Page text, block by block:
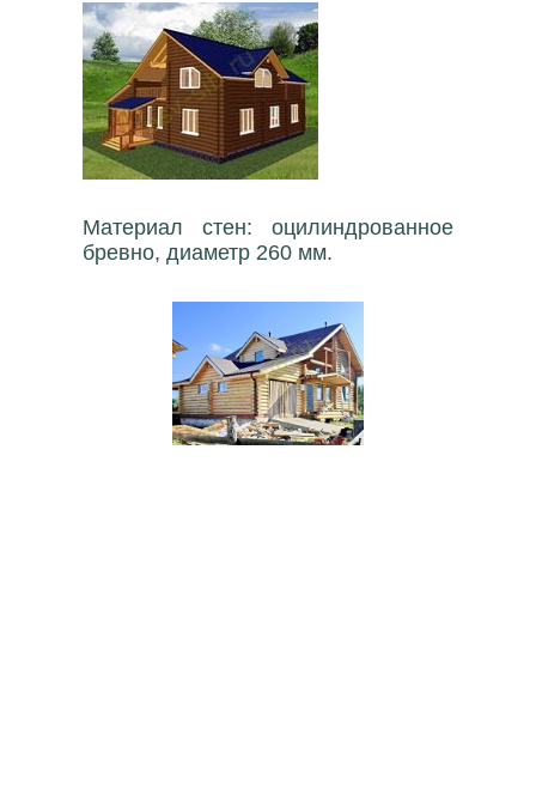
Материал стен: оцилиндрованное
бревно, диаметр 260 мм.